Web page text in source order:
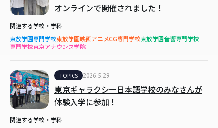
オンラインで開催されました！
関連する学校・学科
東放学園専門学校東放学園映画アニメCG専門学校東放学園音響専門学校
専門学校東京アナウンス学院
TOPICS 2026.5.29
東京ギャラクシー日本語学校のみなさんが
体験入学に参加！
関連する学校・学科